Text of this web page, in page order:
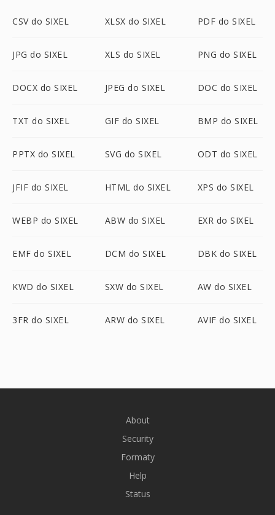
CSV do SIXEL XLSX do SIXEL PDF do SIXEL
JPG do SIXEL XLS do SIXEL PNG do SIXEL
DOCX do SIXEL JPEG do SIXEL DOC do SIXEL
TXT do SIXEL GIF do SIXEL BMP do SIXEL
PPTX do SIXEL SVG do SIXEL ODT do SIXEL
JFIF do SIXEL HTML do SIXEL XPS do SIXEL
WEBP do SIXEL ABW do SIXEL EXR do SIXEL
EMF do SIXEL DCM do SIXEL DBK do SIXEL
KWD do SIXEL SXW do SIXEL AW do SIXEL
3FR do SIXEL ARW do SIXEL AVIF do SIXEL
About
Security
Formaty
Help
Status